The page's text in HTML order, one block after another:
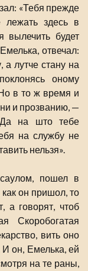
«Тебя прежде
лежать здесь в
вылечить будет
отвечал:
а лутче стану на
оному
в то ж время и
и прозванию, —
на што тебе
на службу не
нельзя».
пошел в
он пришол, то
а говорят, чтоб
Скоробогатая
вить оно
И он, Емелька, ей
на те раны,